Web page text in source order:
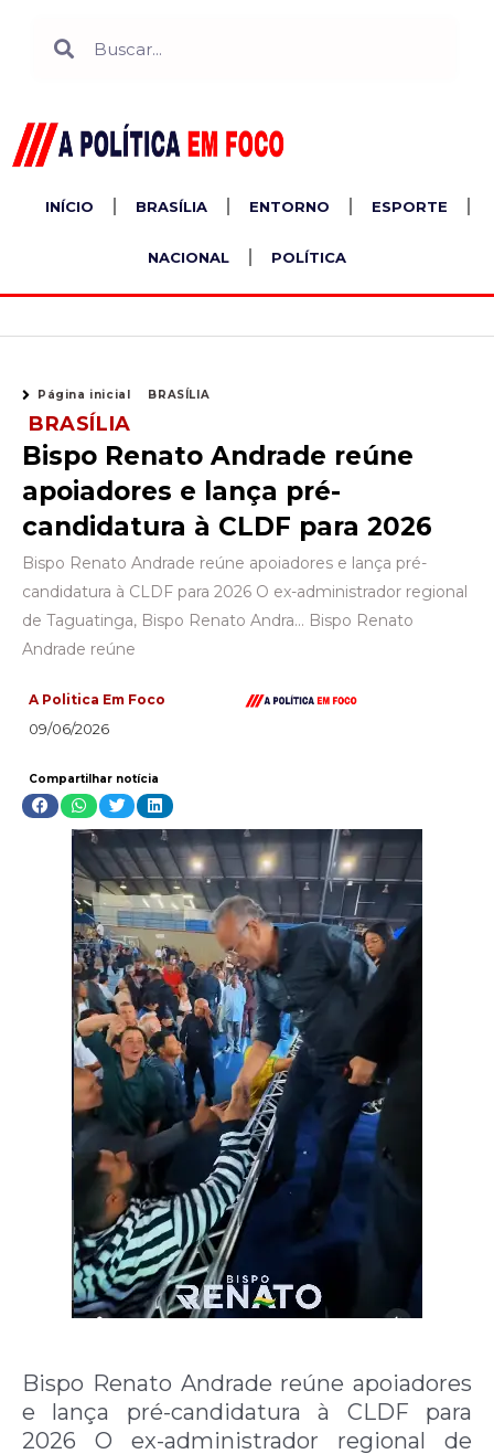
INÍCIO BRASÍLIA ENTORNO ESPORTE
NACIONAL POLÍTICA
Página inicial BRASÍLIA
BRASÍLIA
Bispo Renato Andrade reúne
apoiadores e lança pré-
candidatura à CLDF para 2026
Bispo Renato Andrade reúne apoiadores e lança pré-
candidatura à CLDF para 2026 O ex-administrador regional
de Taguatinga, Bispo Renato Andra… Bispo Renato
Andrade reúne
A Politica Em Foco
09/06/2026
Compartilhar notícia
Bispo Renato Andrade reúne apoiadores
e lança pré-candidatura à CLDF para
2026 O ex-administrador regional de